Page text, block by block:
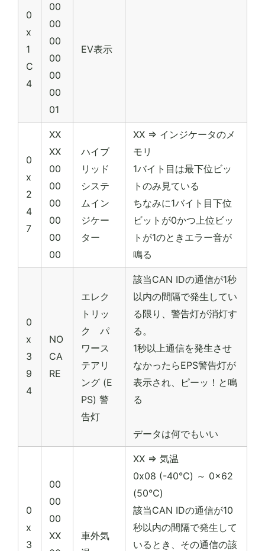
0
x
1
C
4
00
00
00
00
00
00
01
EV表示
0
x
2
4
7
XX
XX
00
00
00
00
00
00
ハイブ
リッド
システ
ムイン
ジケー
ター
XX => インジケータのメ
モリ
1バイト目は最下位ビッ
トのみ見ている
ちなみに1バイト目下位
ビットが0かつ上位ビッ
トが1のときエラー音が
鳴る
0
x
3
9
4
NO
CA
RE
エレク
トリッ
ク パ
ワース
テアリ
ング (E
PS) 警
告灯
該当CAN IDの通信が1秒
以内の間隔で発生してい
る限り、警告灯が消灯す
る。
1秒以上通信を発生させ
なかったらEPS警告灯が
表示され、ピーッ！と鳴
る
データは何でもいい
0
x
3
00
00
00
XX
車外気
XX => 気温
0x08 (-40℃) ～ 0x62
(50℃)
該当CAN IDの通信が10
秒以内の間隔で発生して
いるとき、その通信の該